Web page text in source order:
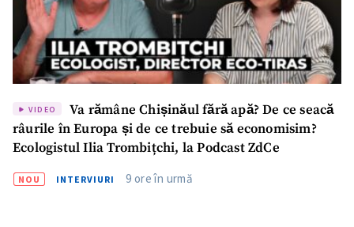
VIDEO
Va rămâne Chișinăul fără apă? De ce seacă
râurile în Europa și de ce trebuie să economisim?
Ecologistul Ilia Trombițchi, la Podcast ZdCe
NOU INTERVIURI 9 ore în urmă